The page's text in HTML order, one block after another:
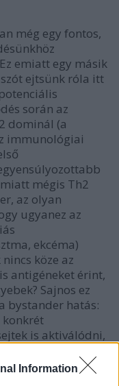
Information
még egy fontos,
emiatt egy másik
ejtsünk róla itt
során az
dominál (a
immunológiai
mégis Th2
az olyan
ugyanez az
ekcéma)
köze az
antigéneket érint,
Sajnos ez
bystander hatás:
konkrét
is aktiválódni,
Legrosszabb